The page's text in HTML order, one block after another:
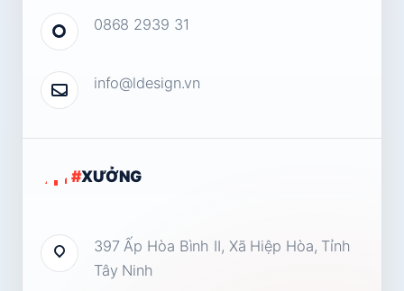
0868 2939 31
info@ldesign.vn
#XƯỞNG
397 Ấp Hòa Bình II, Xã Hiệp Hòa, Tỉnh
Tây Ninh